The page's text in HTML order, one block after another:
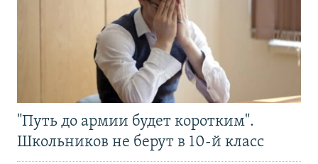
"Путь до армии будет коротким".
Школьников не берут в 10-й класс